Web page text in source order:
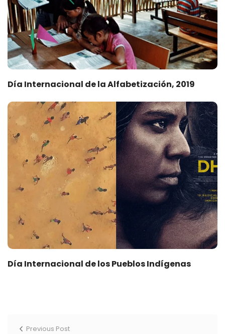
Día Internacional de la Alfabetización, 2019
Día Internacional de los Pueblos Indígenas
Previous Post